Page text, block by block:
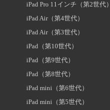
iPad Pro 11インチ（第2世代）
iPad Air（第4世代）
iPad Air（第3世代）
iPad（第10世代）
iPad（第9世代）
iPad（第8世代）
iPad mini（第6世代）
iPad mini（第5世代）